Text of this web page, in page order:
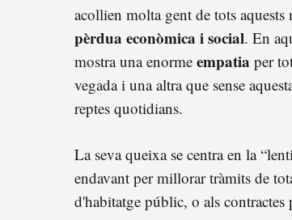
acollien molta gent de tots
pèrdua econòmica i social. En
mostra una enorme empatia per
vegada i una altra que sense
reptes quotidians.
La seva queixa se centra en la
endavant per millorar tràmits de
d'habitatge públic, o als